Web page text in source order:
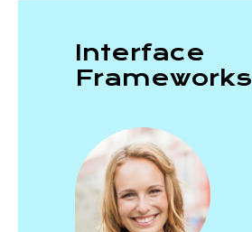
Interface
Frameworks